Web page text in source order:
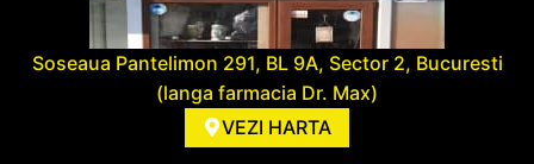
Soseaua Pantelimon 291, BL 9A, Sector 2, Bucuresti
(langa farmacia Dr. Max)
VEZI HARTA